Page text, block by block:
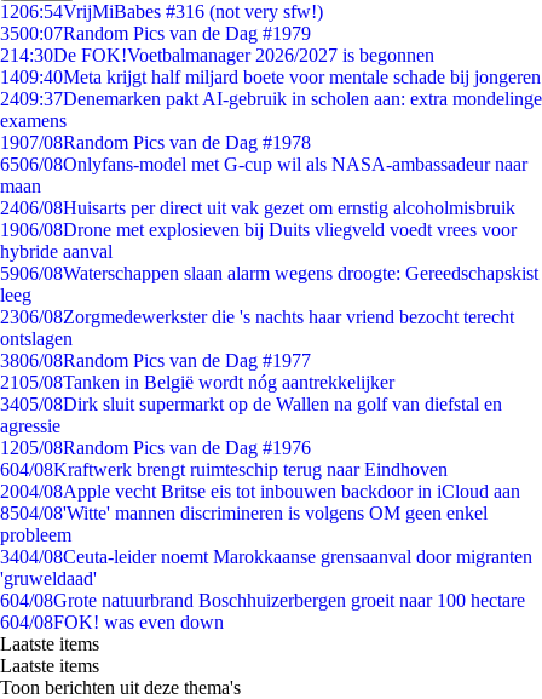
1206:54VrijMiBabes #316 (not very sfw!)
3500:07Random Pics van de Dag #1979
214:30De FOK!Voetbalmanager 2026/2027 is begonnen
1409:40Meta krijgt half miljard boete voor mentale schade bij jongeren
2409:37Denemarken pakt AI-gebruik in scholen aan: extra mondelinge
examens
1907/08Random Pics van de Dag #1978
6506/08Onlyfans-model met G-cup wil als NASA-ambassadeur naar
maan
2406/08Huisarts per direct uit vak gezet om ernstig alcoholmisbruik
1906/08Drone met explosieven bij Duits vliegveld voedt vrees voor
hybride aanval
5906/08Waterschappen slaan alarm wegens droogte: Gereedschapskist
leeg
2306/08Zorgmedewerkster die 's nachts haar vriend bezocht terecht
ontslagen
3806/08Random Pics van de Dag #1977
2105/08Tanken in België wordt nóg aantrekkelijker
3405/08Dirk sluit supermarkt op de Wallen na golf van diefstal en
agressie
1205/08Random Pics van de Dag #1976
604/08Kraftwerk brengt ruimteschip terug naar Eindhoven
2004/08Apple vecht Britse eis tot inbouwen backdoor in iCloud aan
8504/08'Witte' mannen discrimineren is volgens OM geen enkel
probleem
3404/08Ceuta-leider noemt Marokkaanse grensaanval door migranten
'gruweldaad'
604/08Grote natuurbrand Boschhuizerbergen groeit naar 100 hectare
604/08FOK! was even down
Laatste items
Laatste items
Toon berichten uit deze thema's